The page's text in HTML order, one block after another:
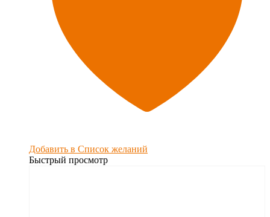
Добавить в Список желаний
Быстрый просмотр